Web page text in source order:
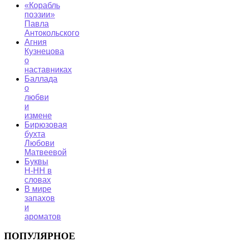
«Корабль
поэзии»
Павла
Антокольского
Агния
Кузнецова
о
наставниках
Баллада
о
любви
и
измене
Бирюзовая
бухта
Любови
Матвеевой
Буквы
Н-НН в
словах
В мире
запахов
и
ароматов
ПОПУЛЯРНОЕ